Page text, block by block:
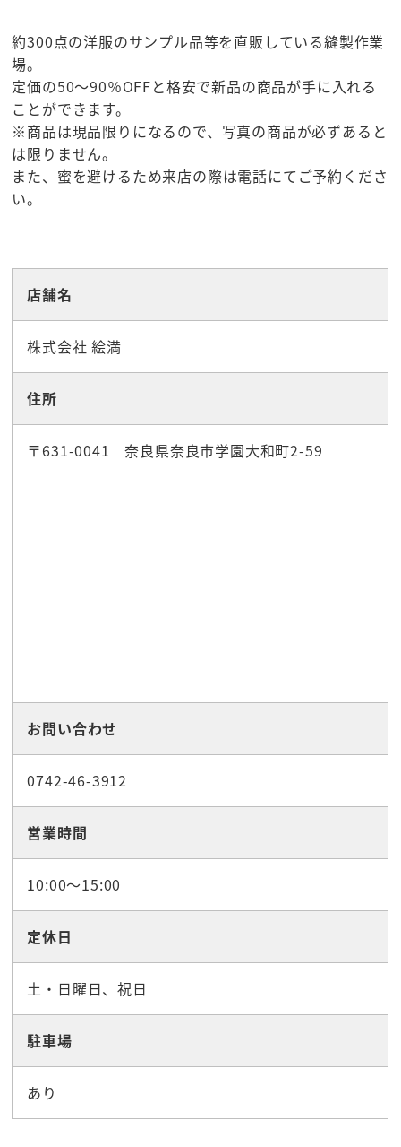
約300点の洋服のサンプル品等を直販している縫製作業
場。
定価の50～90％OFFと格安で新品の商品が手に入れる
ことができます。
※商品は現品限りになるので、写真の商品が必ずあると
は限りません。
また、蜜を避けるため来店の際は電話にてご予約くださ
い。
店舗名
株式会社 絵満
住所
〒631-0041 奈良県奈良市学園大和町2-59
お問い合わせ
0742-46-3912
営業時間
10:00～15:00
定休日
土・日曜日、祝日
駐車場
あり